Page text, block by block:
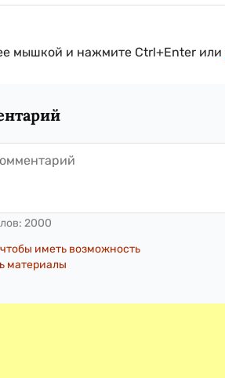
мышкой и нажмите Ctrl+Enter или
2000
иметь возможность
материалы